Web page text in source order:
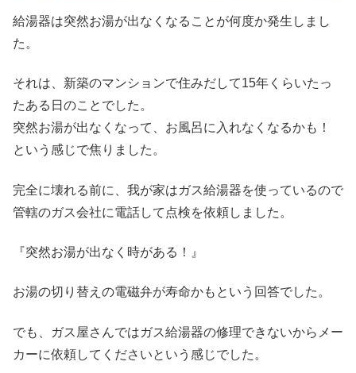
給湯器は突然お湯が出なくなることが何度か発生しまし
た。
それは、新築のマンションで住みだして15年くらいたっ
たある日のことでした。
突然お湯が出なくなって、お風呂に入れなくなるかも！
という感じで焦りました。
完全に壊れる前に、我が家はガス給湯器を使っているので
管轄のガス会社に電話して点検を依頼しました。
『突然お湯が出なく時がある！』
お湯の切り替えの電磁弁が寿命かもという回答でした。
でも、ガス屋さんではガス給湯器の修理できないからメー
カーに依頼してくださいという感じでした。